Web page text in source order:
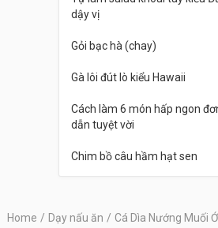
dậy vị
Gỏi bạc hà (chay)
Gà lôi đút lò kiểu Hawaii
Cách làm 6 món hấp ngon
dẫn tuyệt vời
Chim bồ câu hầm hạt sen
Home / Dạy nấu ăn / Cá Dìa Nướng Muối